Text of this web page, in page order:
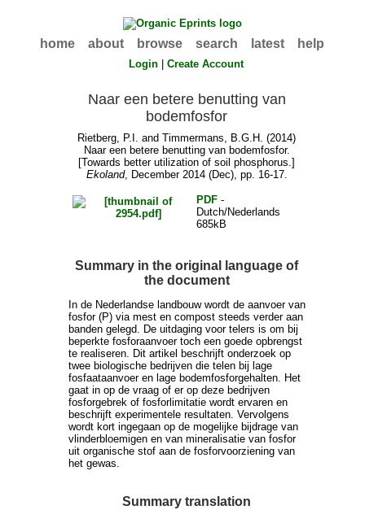
home about browse search latest help
Login |Create Account
Naar een betere benutting van
bodemfosfor
Rietberg, P.I. andTimmermans, B.G.H. (2014)
Naar een betere benutting van bodemfosfor.
[Towards better utilization of soil phosphorus.]
Ekoland, December 2014 (Dec), pp. 16-17.
PDF-
Dutch/Nederlands
685kB
Summary in the original language of
the document
In de Nederlandse landbouw wordt de aanvoer van
fosfor (P) via mest en compost steeds verder aan
banden gelegd. De uitdaging voor telers is om bij
beperkte fosforaanvoer toch een goede opbrengst
te realiseren. Dit artikel beschrijft onderzoek op
twee biologische bedrijven die telen bij lage
fosfaataanvoer en lage bodemfosforgehalten. Het
gaat in op de vraag of er op deze bedrijven
fosforgebrek of fosforlimitatie wordt ervaren en
beschrijft experimentele resultaten. Vervolgens
wordt kort ingegaan op de mogelijke bijdrage van
vlinderbloemigen en van mineralisatie van fosfor
uit organische stof aan de fosforvoorziening van
het gewas.
Summary translation